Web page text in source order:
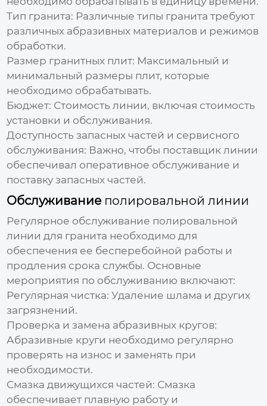
Тип гранита: Различные типы гранита требуют
различных абразивных материалов и режимов
обработки.
Размер гранитных плит: Максимальный и
минимальный размеры плит, которые
необходимо обрабатывать.
Бюджет: Стоимость линии, включая стоимость
установки и обслуживания.
Доступность запасных частей и сервисного
обслуживания: Важно, чтобы поставщик линии
обеспечивал оперативное обслуживание и
поставку запасных частей.
Обслуживание полировальной линии
Регулярное обслуживание полировальной
линии для гранита необходимо для
обеспечения ее бесперебойной работы и
продления срока службы. Основные
мероприятия по обслуживанию включают:
Регулярная чистка: Удаление шлама и других
загрязнений.
Проверка и замена абразивных кругов:
Абразивные круги необходимо регулярно
проверять на износ и заменять при
необходимости.
Смазка движущихся частей: Смазка
обеспечивает плавную работу и